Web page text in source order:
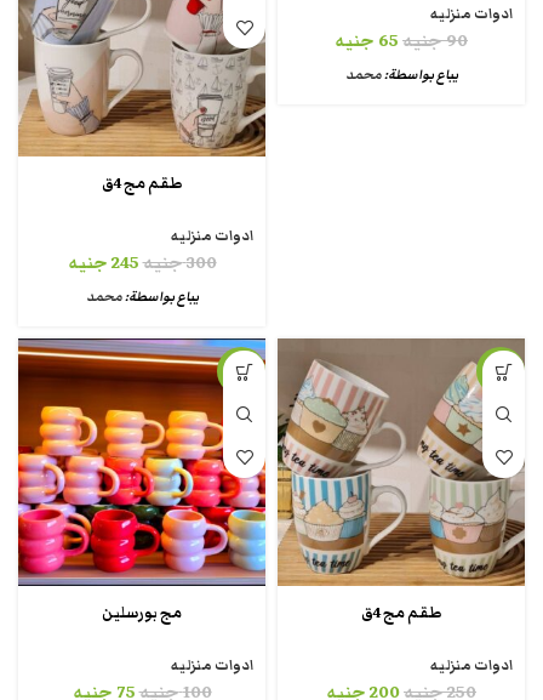
ادوات منزليه
90جنيه65 جنيه
يباع بواسطة:محمد
طقم مج 4ق
ادوات منزليه
300جنيه245جنيه
يباع بواسطة:محمد
-20%
طقم مج 4ق
ادوات منزليه
250جنيه200جنيه
-25%
مج بورسلين
ادوات منزليه
100جنيه75 جنيه